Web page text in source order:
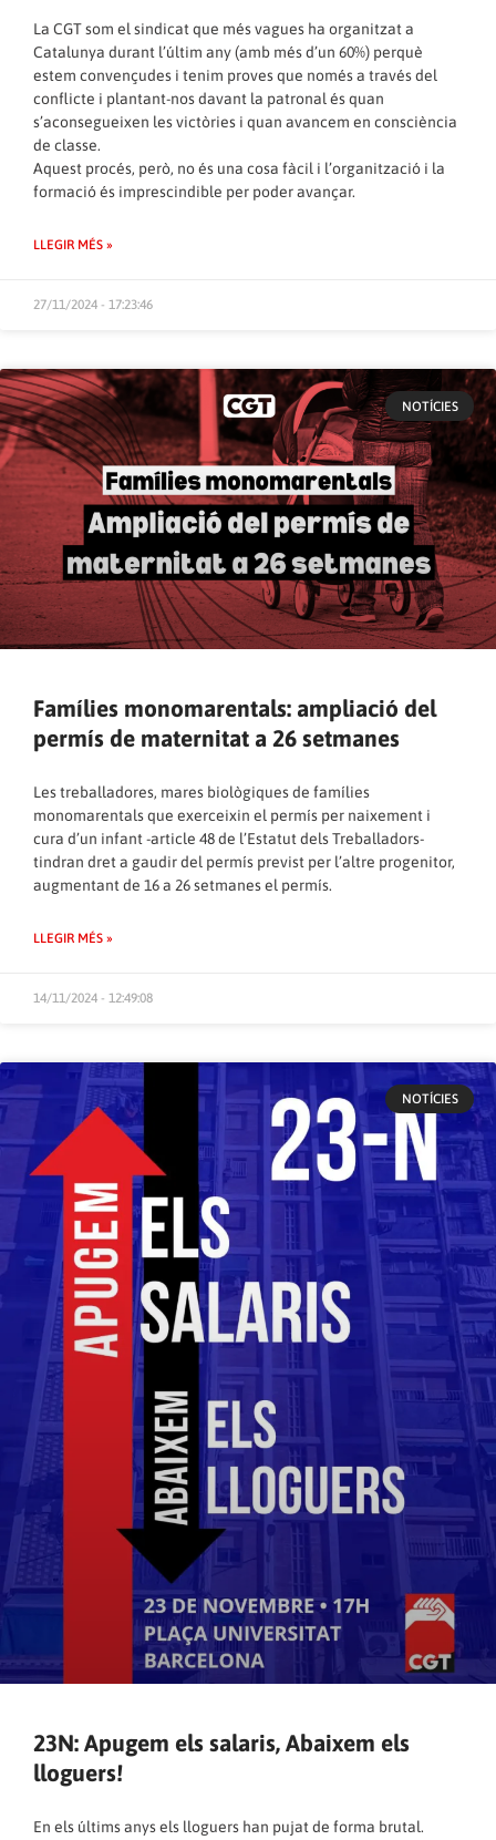
La CGT som el sindicat que més vagues ha organitzat a
Catalunya durant l’últim any (amb més d’un 60%) perquè
estem convençudes i tenim proves que només a través del
conflicte i plantant-nos davant la patronal és quan
s’aconsegueixen les victòries i quan avancem en consciència
de classe.
Aquest procés, però, no és una cosa fàcil i l’organització i la
formació és imprescindible per poder avançar.
LLEGIR MÉS »
27/11/2024 - 17:23:46
NOTÍCIES
Famílies monomarentals: ampliació del
permís de maternitat a 26 setmanes
Les treballadores, mares biològiques de famílies
monomarentals que exerceixin el permís per naixement i
cura d’un infant -article 48 de l’Estatut dels Treballadors-
tindran dret a gaudir del permís previst per l’altre progenitor,
augmentant de 16 a 26 setmanes el permís.
LLEGIR MÉS »
14/11/2024 - 12:49:08
NOTÍCIES
23N: Apugem els salaris, Abaixem els
lloguers!
En els últims anys els lloguers han pujat de forma brutal.